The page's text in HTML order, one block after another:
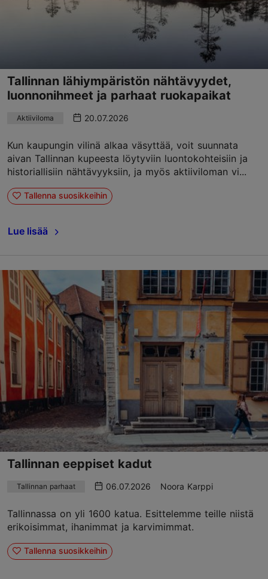
Tallinnan lähiympäristön nähtävyydet,
luonnonihmeet ja parhaat ruokapaikat
Aktiiviloma 20.07.2026
Kun kaupungin vilinä alkaa väsyttää, voit suunnata
aivan Tallinnan kupeesta löytyviin luontokohteisiin ja
historiallisiin nähtävyyksiin, ja myös aktiiviloman vi...
Tallenna suosikkeihin
Lue lisää
Tallinnan eeppiset kadut
Tallinnan parhaat 06.07.2026 Noora Karppi
Tallinnassa on yli 1600 katua. Esittelemme teille niistä
erikoisimmat, ihanimmat ja karvimimmat.
Tallenna suosikkeihin